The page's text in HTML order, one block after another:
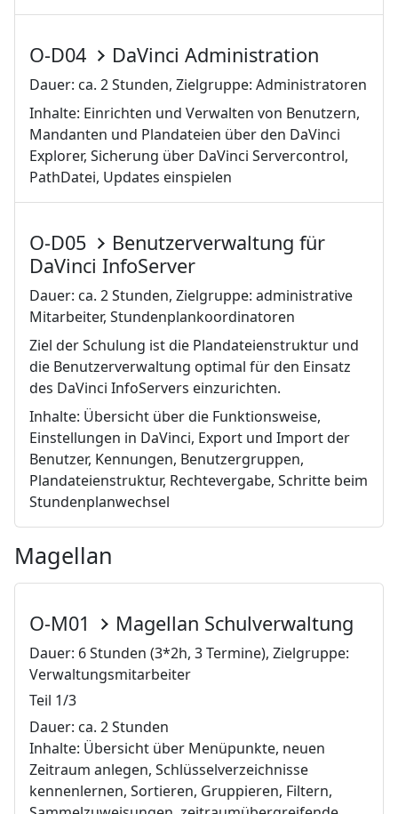
O-D04 DaVinci Administration
Dauer: ca. 2 Stunden, Zielgruppe: Administratoren
Inhalte: Einrichten und Verwalten von Benutzern,
Mandanten und Plandateien über den DaVinci
Explorer, Sicherung über DaVinci Servercontrol,
PathDatei, Updates einspielen
O-D05
Benutzerverwaltung für
DaVinci InfoServer
Dauer: ca. 2 Stunden, Zielgruppe: administrative
Mitarbeiter, Stundenplankoordinatoren
Ziel der Schulung ist die Plandateienstruktur und
die Benutzerverwaltung optimal für den Einsatz
des DaVinci InfoServers einzurichten.
Inhalte: Übersicht über die Funktionsweise,
Einstellungen in DaVinci, Export und Import der
Benutzer, Kennungen, Benutzergruppen,
Plandateienstruktur, Rechtevergabe, Schritte beim
Stundenplanwechsel
Magellan
O-M01 Magellan Schulverwaltung
Dauer: 6 Stunden (3*2h, 3 Termine), Zielgruppe:
Verwaltungsmitarbeiter
Teil 1/3
Dauer: ca. 2 Stunden
Inhalte: Übersicht über Menüpunkte, neuen
Zeitraum anlegen, Schlüsselverzeichnisse
kennenlernen, Sortieren, Gruppieren, Filtern,